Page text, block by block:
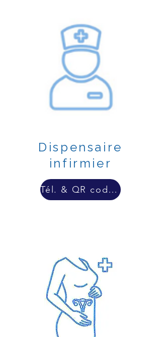
Dispensaire
infirmier
Tél. & QR code & lien externe